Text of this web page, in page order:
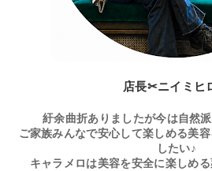
店長✂ニイミヒ
紆余曲折ありましたが今は自然
ご家族みんなで安心して楽しめる美
したい♪
キャラメロは美容を安全に楽しめ